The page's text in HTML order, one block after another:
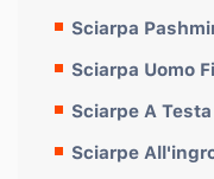
Sciarpa
Sciarpa Uomo
Sciarpe A
Sciarpe